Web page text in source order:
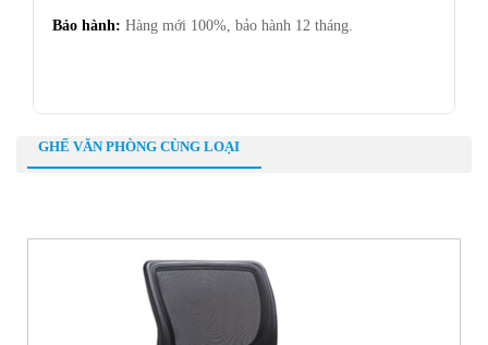
Bảo hành: Hàng mới 100%, bảo hành 12 tháng.
GHẾ VĂN PHÒNG CÙNG LOẠI